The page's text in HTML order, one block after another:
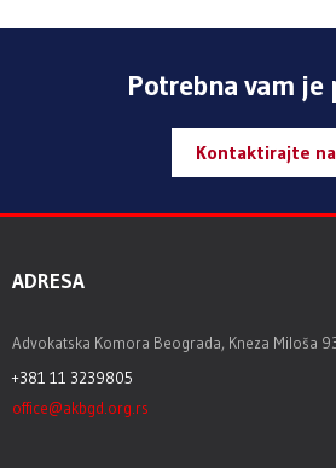
Potrebna vam je
Kontaktirajte
ADRESA
Advokatska Komora Beograda, Kneza Miloša
+381 11 3239805
office@akbgd.org.rs